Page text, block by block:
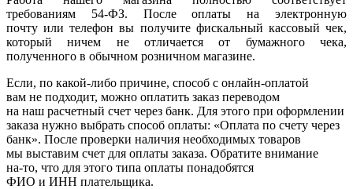
требованиям 54-ФЗ. После оплаты на электронную
почту или телефон вы получите фискальный кассовый чек,
который ничем не отличается от бумажного чека,
полученного в обычном розничном магазине.
Если, по какой-либо причине, способ с онлайн-оплатой
вам не подходит, можно оплатить заказ переводом
на наш расчетный счет через банк. Для этого при оформлении
заказа нужно выбрать способ оплаты: «Оплата по счету через
банк». После проверки наличия необходимых товаров
мы выставим счет для оплаты заказа. Обратите внимание
на-то, что для этого типа оплаты понадобятся
ФИО и ИНН плательщика.